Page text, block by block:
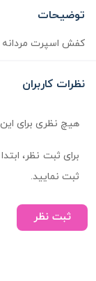
توضیحات
کفش اسپرت
نظرات کاربران
هیچ نظری برای
برای ثبت نظر،
ثبت نمایید.
ثبت نظر